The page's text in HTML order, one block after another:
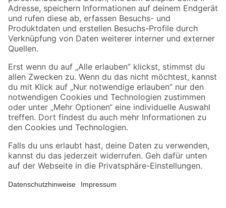
Zahlungsarten Versandarten
Sicher einkaufen
Jetzt die toom-App herunterladen
Alle Preisangaben in EUR inkl. gesetzl. MwSt.. Die dargestellten Angebote sind unter
Umständen nicht in allen Märkten verfügbar. Die angegebenen Verfügbarkeiten beziehen
Produkte nur solange der Vorrat reicht.
*Paketversand ab 59 € versandkostenfrei, gilt nicht für Artikel mit Speditionsversand, hier